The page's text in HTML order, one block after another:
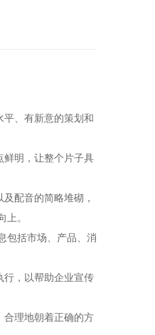
、有新意的策划和
明，让整个片子具
配音的简略堆砌，
。
包括市场、产品、消
，以帮助企业宣传
理地朝着正确的方